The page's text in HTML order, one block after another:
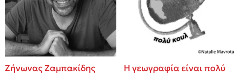
Ζήνωνας Ζαμπακίδης
Η γεωγραφία είναι πολύ